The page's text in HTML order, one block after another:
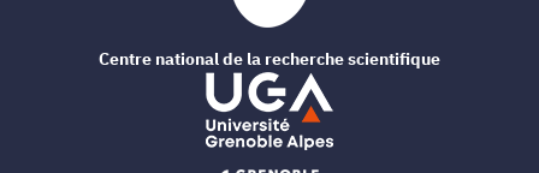
Centre national de la recherche scientifique